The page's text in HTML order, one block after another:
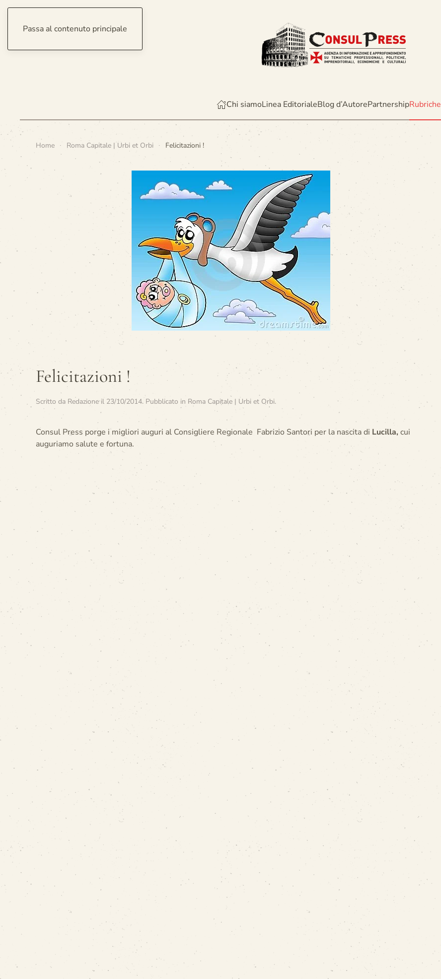
Passa al contenuto principale
Chi siamoLinea EditorialeBlog d’AutorePartnershipRubriche
Home Roma Capitale | Urbi et Orbi Felicitazioni !
Felicitazioni !
Scritto da Redazioneil 23/10/2014. Pubblicato in Roma Capitale | Urbi et Orbi.
Consul Press porge i migliori auguri al Consigliere Regionale Fabrizio Santori per la nascita di Lucilla, cui
auguriamo salute e fortuna.